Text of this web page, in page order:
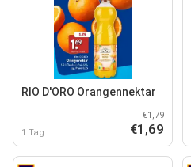
RIO D'ORO Orangennektar
1 Tag
€1,79
€1,69